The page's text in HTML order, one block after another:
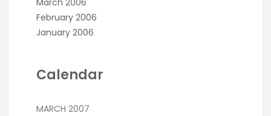
March 2006
February 2006
January 2006
Calendar
MARCH 2007